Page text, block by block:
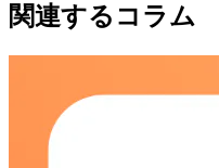
関連するコラム